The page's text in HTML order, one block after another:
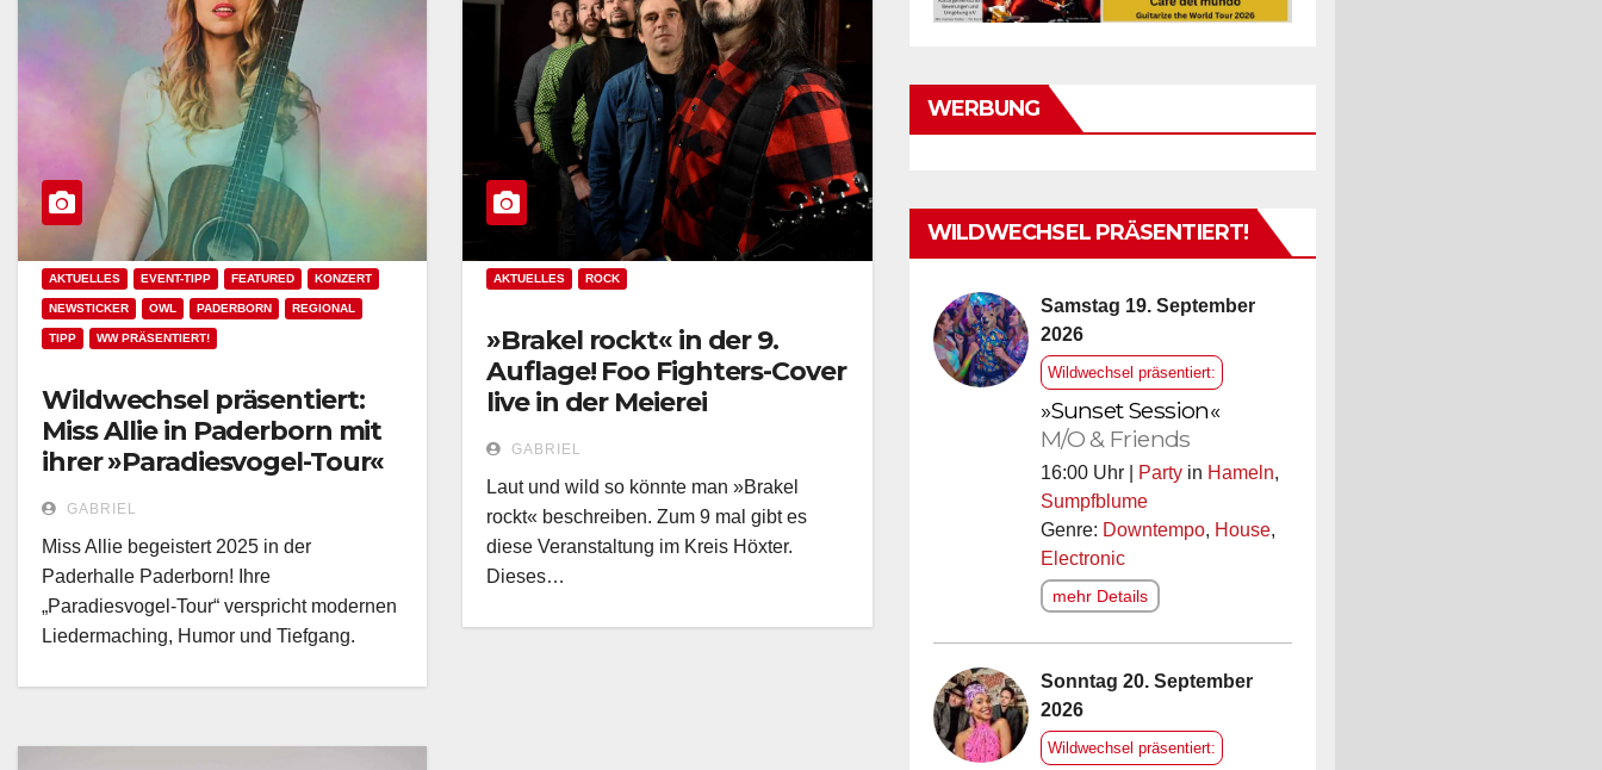
AKTUELLES EVENT-TIPP FEATURED KONZERT
NEWSTICKER OWL PADERBORN REGIONAL
TIPP WW PRÄSENTIERT!
Wildwechsel präsentiert:
Miss Allie in Paderborn mit
ihrer »Paradiesvogel-Tour«
GABRIEL
Miss Allie begeistert 2025 in der
Paderhalle Paderborn! Ihre
„Paradiesvogel-Tour“ verspricht modernen
Liedermaching, Humor und Tiefgang.
AKTUELLES ROCK
»Brakel rockt« in der 9.
Auflage! Foo Fighters-Cover
live in der Meierei
GABRIEL
Laut und wild so könnte man »Brakel
rockt« beschreiben. Zum 9 mal gibt es
diese Veranstaltung im Kreis Höxter.
Dieses…
WERBUNG
WILDWECHSEL PRÄSENTIERT!
Samstag 19. September
2026
Wildwechsel präsentiert:
»Sunset Session«
M/O & Friends
16:00 Uhr | Partyin Hameln,
Sumpfblume
Genre: Downtempo, House,
Electronic
mehr Details
Sonntag 20. September
2026
Wildwechsel präsentiert: